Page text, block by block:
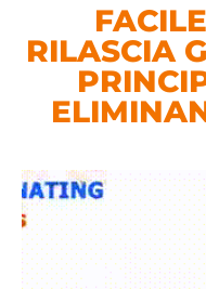
RILASCIA